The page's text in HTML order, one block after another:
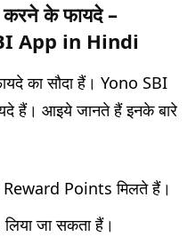
के फायदे –
App in Hindi
का सौदा हैं। Yono SBI
हैं। आइये जानते हैं इनके बारे
Points मिलते हैं।
जा सकता हैं।